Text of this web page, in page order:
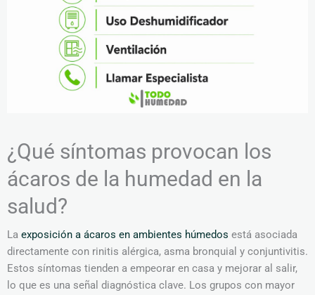
¿Qué síntomas provocan los
ácaros de la humedad en la
salud?
La exposición a ácaros en ambientes húmedos está asociada
directamente con rinitis alérgica, asma bronquial y conjuntivitis.
Estos síntomas tienden a empeorar en casa y mejorar al salir,
lo que es una señal diagnóstica clave. Los grupos con mayor